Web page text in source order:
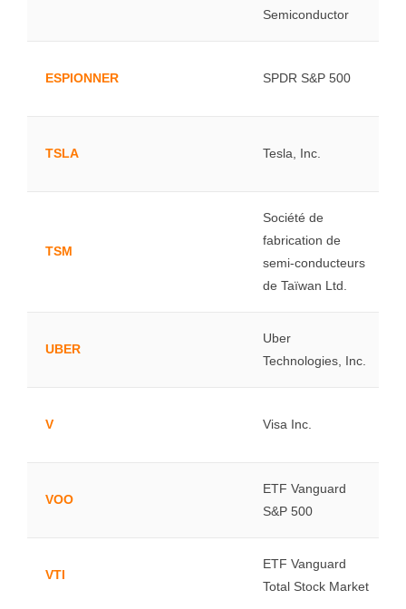
Semiconductor
ESPIONNER SPDR S&P 500
TSLA Tesla, Inc.
TSM
Société de
fabrication de
semi-conducteurs
de Taïwan Ltd.
UBER
Uber
Technologies, Inc.
V Visa Inc.
VOO
ETF Vanguard
S&P 500
VTI
ETF Vanguard
Total Stock Market